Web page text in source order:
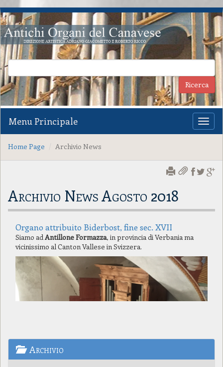
Menu Principale
Home Page Archivio News
Archivio News Agosto 2018
Organo attribuito Biderbost, fine sec. XVII
Siamo adAntillone Formazza, in provincia di Verbania ma
vicinissimo al Canton Vallese in Svizzera.
Archivio